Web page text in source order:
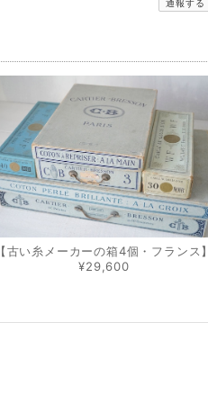
通報する
【古い糸メーカーの箱4個・フランス】
¥29,600